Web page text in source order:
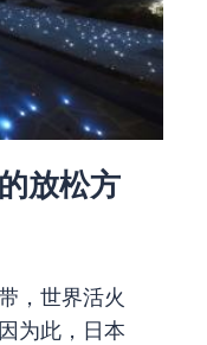
放松方
，世界活火
为此，日本